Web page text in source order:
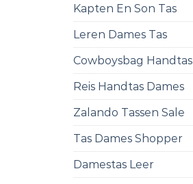
Kapten En Son Tas
Leren Dames Tas
Cowboysbag Handtas
Reis Handtas Dames
Zalando Tassen Sale
Tas Dames Shopper
Damestas Leer